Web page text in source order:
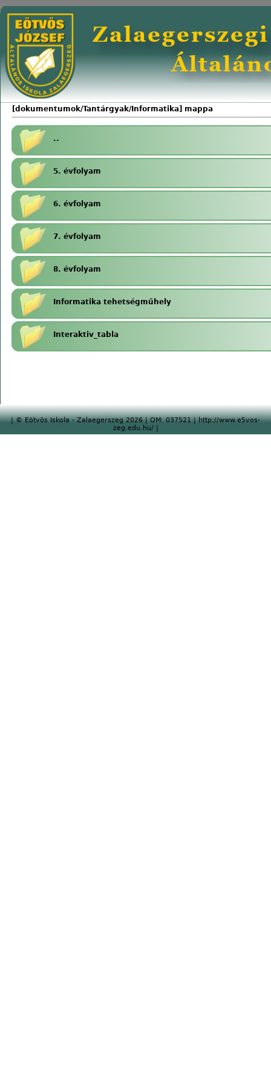
[dokumentumok/Tantárgyak/Informatika] mappa
..
5. évfolyam
6. évfolyam
7. évfolyam
8. évfolyam
Informatika tehetségműhely
Interaktiv_tabla
| © Eötvös Iskola - Zalaegerszeg 2026 | OM: 037521 | http://www.e5vos-
zeg.edu.hu/ |